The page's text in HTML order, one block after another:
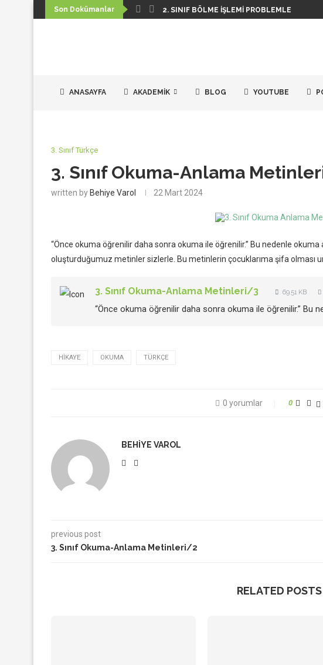
Son Dokümanlar 2. SINIF BÖLME İŞLEMI PROBLEMLERI / 6
ANASAYFA AKADEMIK BLOG YOUTUBE
3. Sınıf Türkçe
3. Sınıf Okuma-Anlama
written by Behiye Varol 22 Mart 2024
“Önce okuma öğrenilir daha sonra okuma ile öğrenilir.” Bu nedenle
oluşturduğumuz metinler sizlerle. Bu metinlerin çocuklarıma şifa olması
3. Sınıf Okuma-Anlama Metinleri/3 69.51 KB
“Önce okuma öğrenilir daha sonra okuma ile öğrenilir.” Bu
HIKAYE OKUMA TÜRKÇE
0 yorumlar 0
BEHIYE VAROL
previous post
3. Sınıf Okuma-Anlama Metinleri/2
RELATED POSTS